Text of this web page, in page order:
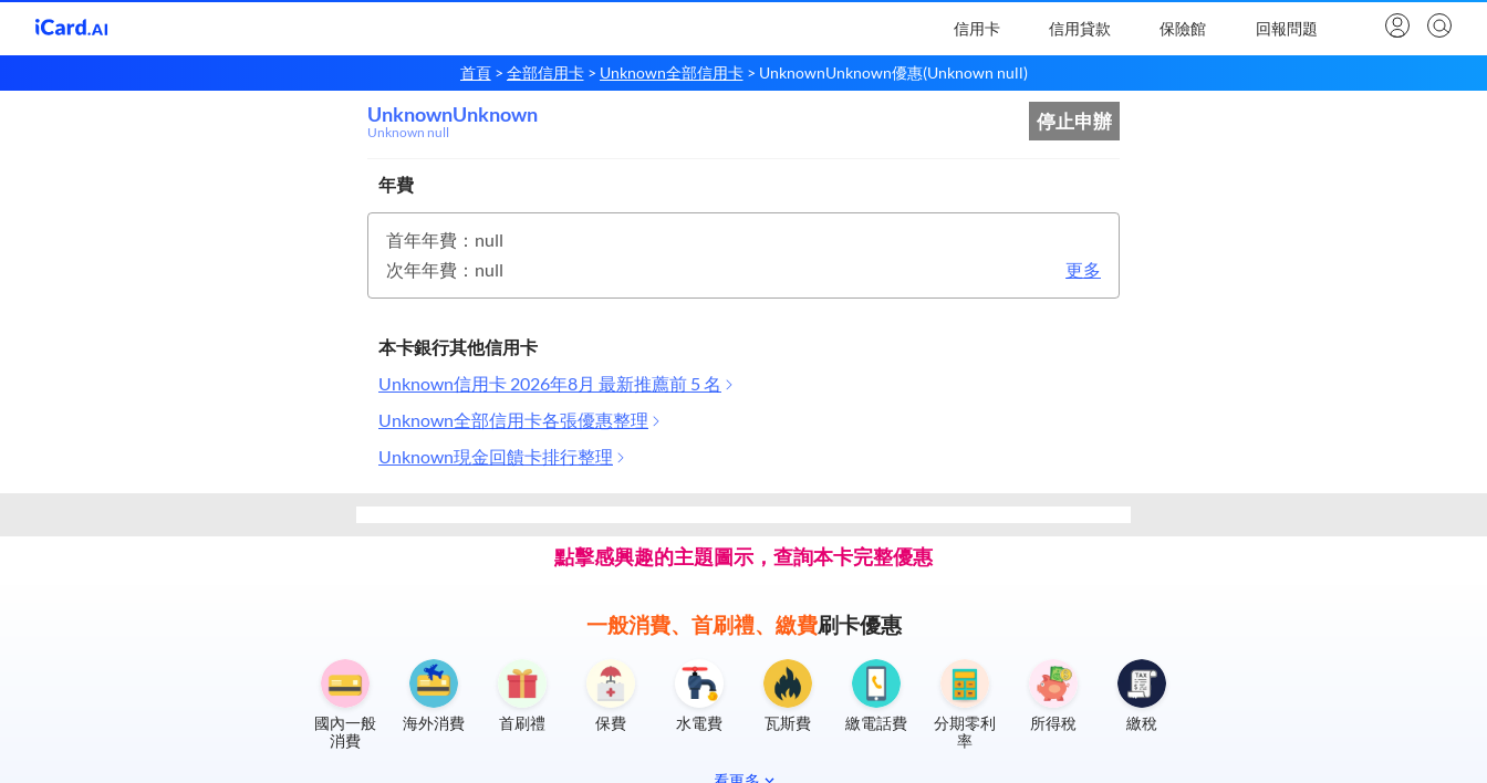
信用卡 信用貸款 保險館 回報問題
首頁 全部信用卡 Unknown全部信用卡 UnknownUnknown優惠(Unknown null)
UnknownUnknown
UnknownUnknown
Unknown null 停止申辦
年費
首年年費：null
次年年費：null
更多
本卡銀行其他信用卡
Unknown信用卡 2026年8月 最新推薦前 5 名
Unknown全部信用卡各張優惠整理
Unknown現金回饋卡排行整理
點擊感興趣的主題圖示，查詢本卡完整優惠
一般消費、首刷禮、繳費刷卡優惠
國內一般
消費
海外消費 首刷禮 保費 水電費 瓦斯費 繳電話費
分期零利
率
所得稅 繳稅